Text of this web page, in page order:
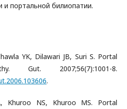
и портальной билиопатии.
YK, Dilawari JB, Suri S. Portal
Gut. 2007;56(7):1001-8.
.
Khuroo NS, Khuroo MS. Portal